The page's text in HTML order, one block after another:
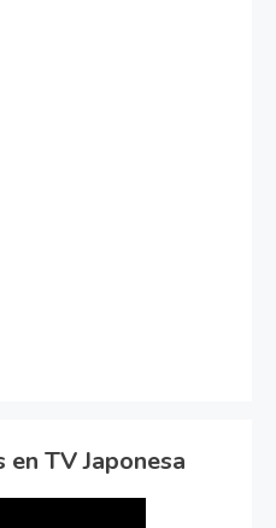
en TV Japonesa